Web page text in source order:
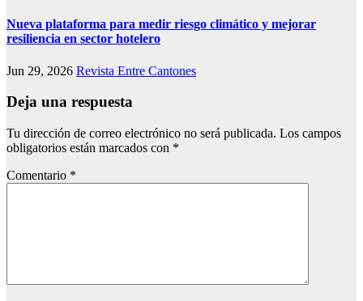
Nueva plataforma para medir riesgo climático y mejorar
resiliencia en sector hotelero
Jun 29, 2026 Revista Entre Cantones
Deja una respuesta
Tu dirección de correo electrónico no será publicada. Los campos
obligatorios están marcados con *
Comentario *